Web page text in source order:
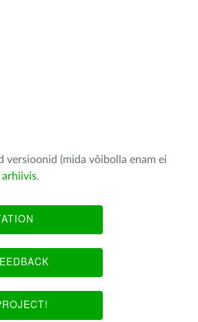
versioonid (mida võibolla enam ei
arhiivis.